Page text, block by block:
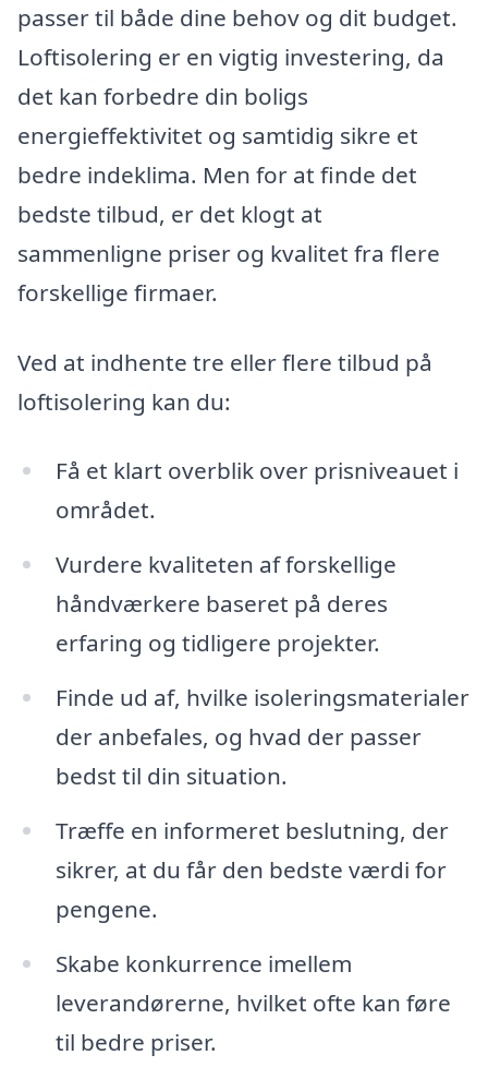
passer til både dine behov og dit budget.
Loftisolering er en vigtig investering, da
det kan forbedre din boligs
energieffektivitet og samtidig sikre et
bedre indeklima. Men for at finde det
bedste tilbud, er det klogt at
sammenligne priser og kvalitet fra flere
forskellige firmaer.
Ved at indhente tre eller flere tilbud på
loftisolering kan du:
Få et klart overblik over prisniveauet i
området.
Vurdere kvaliteten af forskellige
håndværkere baseret på deres
erfaring og tidligere projekter.
Finde ud af, hvilke isoleringsmaterialer
der anbefales, og hvad der passer
bedst til din situation.
Træffe en informeret beslutning, der
sikrer, at du får den bedste værdi for
pengene.
Skabe konkurrence imellem
leverandørerne, hvilket ofte kan føre
til bedre priser.